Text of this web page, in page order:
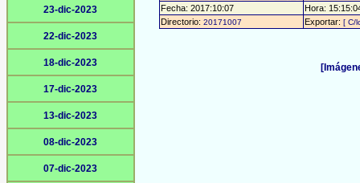
23-dic-2023
22-dic-2023
18-dic-2023
17-dic-2023
13-dic-2023
08-dic-2023
07-dic-2023
Fecha: 2017:10:07
Hora:
Directorio:20171007 Exportar:[ C/